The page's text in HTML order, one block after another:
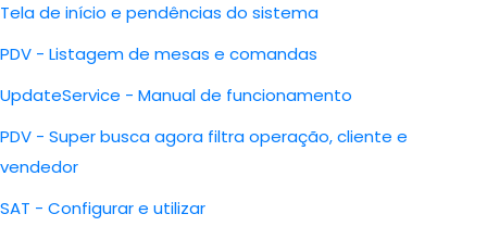
Tela de início e pendências do sistema
PDV - Listagem de mesas e comandas
UpdateService - Manual de funcionamento
PDV - Super busca agora filtra operação, cliente e
vendedor
SAT - Configurar e utilizar